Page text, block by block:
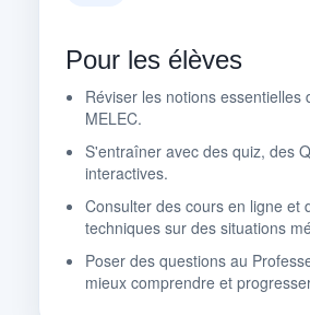
Pour les élèves
Réviser les notions essentielles
MELEC.
S'entraîner avec des quiz, des
interactives.
Consulter des cours en ligne et
techniques sur des situations
Poser des questions au
mieux comprendre et